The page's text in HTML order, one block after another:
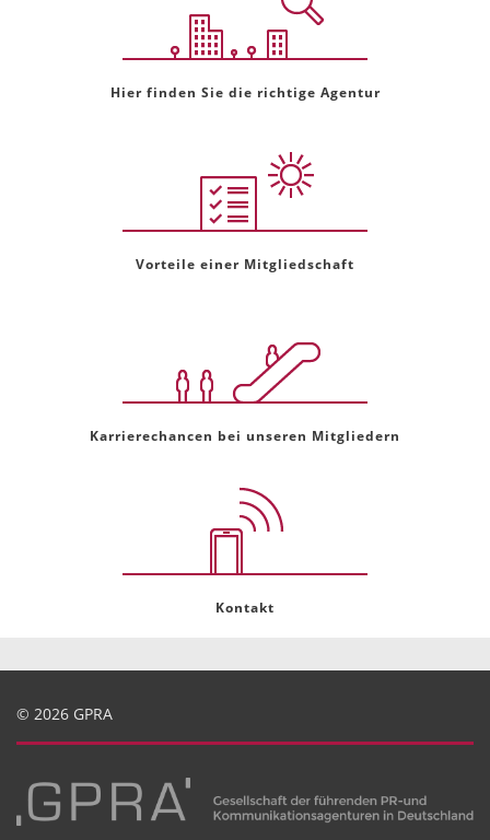
Hier finden Sie die richtige Agentur
Vorteile einer Mitgliedschaft
Karrierechancen bei unseren Mitgliedern
Kontakt
© 2026 GPRA